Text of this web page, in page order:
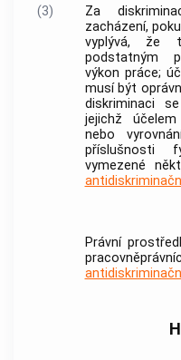
(3)
Za
zacházení,
vyplývá, že
podstatným
výkon práce;
musí být
diskriminaci
jejichž
nebo
příslušnosti
vymezené
Právní